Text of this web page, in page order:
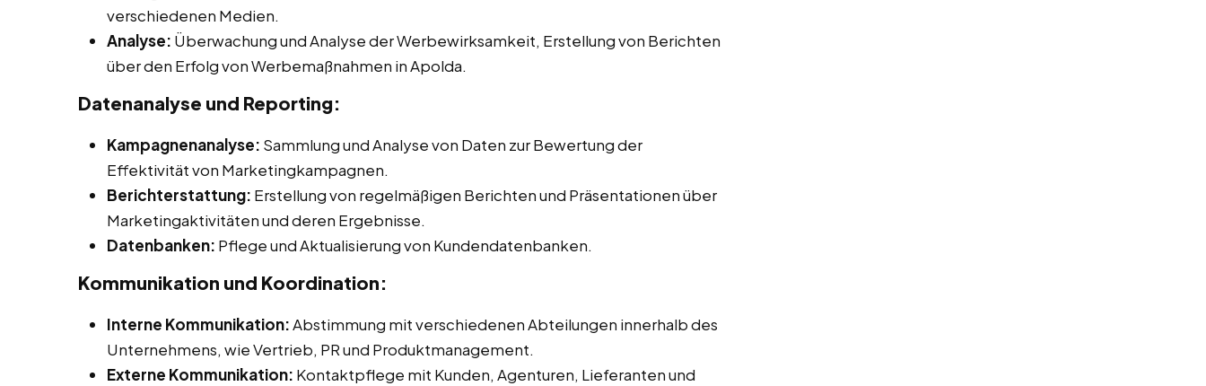
verschiedenen Medien.
Analyse: Überwachung und Analyse der Werbewirksamkeit, Erstellung von Berichten
über den Erfolg von Werbemaßnahmen in Apolda.
Datenanalyse und Reporting:
Kampagnenanalyse: Sammlung und Analyse von Daten zur Bewertung der
Effektivität von Marketingkampagnen.
Berichterstattung: Erstellung von regelmäßigen Berichten und Präsentationen über
Marketingaktivitäten und deren Ergebnisse.
Datenbanken: Pflege und Aktualisierung von Kundendatenbanken.
Kommunikation und Koordination:
Interne Kommunikation:Abstimmung mit verschiedenen Abteilungen innerhalb des
Unternehmens, wie Vertrieb, PR und Produktmanagement.
Externe Kommunikation: Kontaktpflege mit Kunden, Agenturen, Lieferanten und